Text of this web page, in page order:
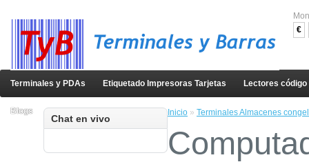
€
Terminales y PDAs Etiquetado Impresoras Tarjetas Lectores
Blogs
Chat en vivo
Inicio » Terminales Almacenes